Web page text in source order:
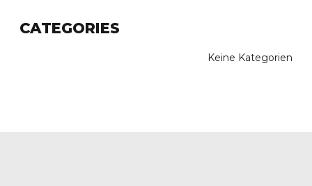
CATEGORIES
Keine Kategorien